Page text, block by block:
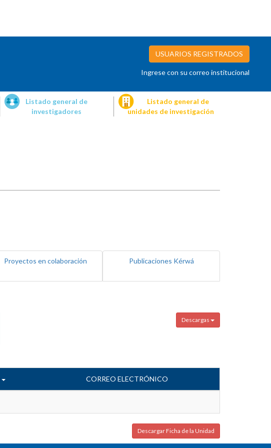
USUARIOS REGISTRADOS
Ingrese con su correo institucional
Listado general de
investigadores
Listado general de
unidades de investigación
Proyectos en colaboración Publicaciones Kérwá
Descargas
CORREO ELECTRÓNICO
Descargar Ficha de la Unidad